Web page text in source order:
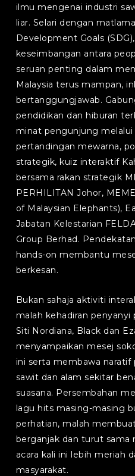
ilmu mengenai industri
liar. Selari dengan
Development Goals
keseimbangan antara
seruan penting dalam
Malaysia terus mampan,
bertanggungjawab.
pendidikan dan hiburan
minat pengunjung
pertandingan mewarna,
strategik, kuiz interaktif
bersama rakan strategik
PERHILITAN Johor,
of Malaysian Elephants),
Jabatan Kelestarian
Group Berhad.
hands-on membantu
berkesan.
Bukan sahaja aktiviti
malah kehadiran
Siti Nordiana, Black dan
menyampaikan mesej
ini serta membawa
sawit dan alam sekitar
suasana. Persembahan
lagu hits masing-masing
perhatian, malah
berganjak dan turut sama
acara kali ini lebih meriah
masyarakat.